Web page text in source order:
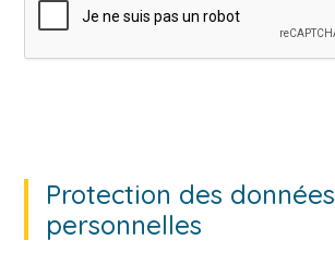
Protection des données
personnelles